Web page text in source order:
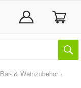
Bar- & Weinzubehör ›